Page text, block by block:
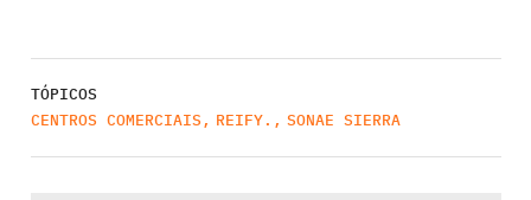
TÓPICOS
CENTROS COMERCIAIS , REIFY. , SONAE SIERRA